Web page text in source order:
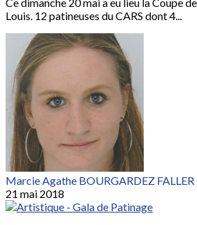
Louis. 12 patineuses du CARS dont 4...
Marcie Agathe BOURGARDEZ FALLER
21 mai 2018